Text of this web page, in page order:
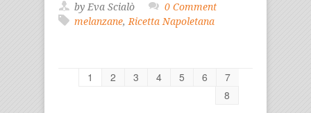
by Eva Scialò
0 Comment
melanzane, Ricetta Napoletana
1 2 3 4 5 6
7
8